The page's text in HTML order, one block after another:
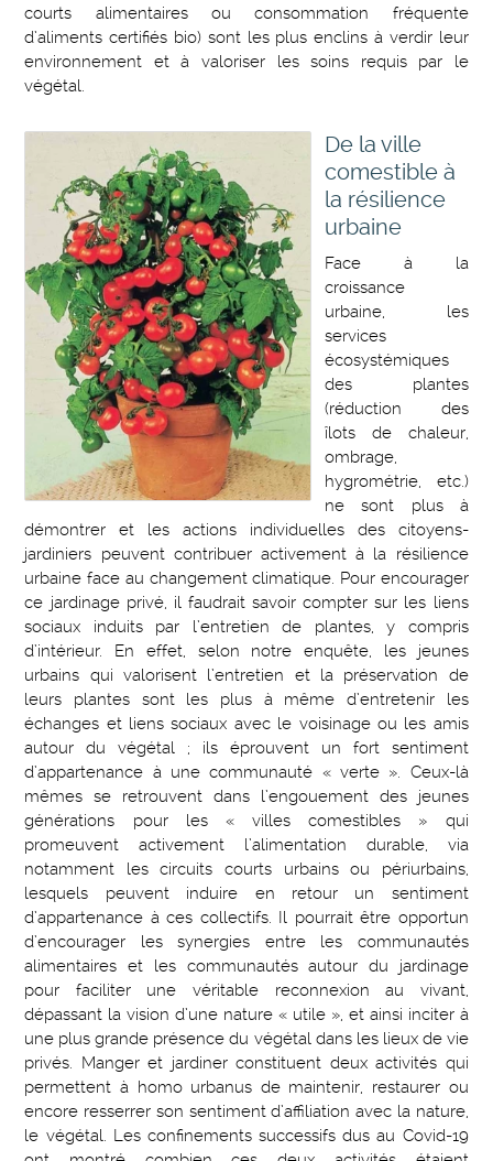
courts alimentaires ou consommation fréquente
d’aliments certifiés bio) sont les plus enclins à verdir leur
environnement et à valoriser les soins requis par le
végétal.
De la ville
comestible à
la résilience
urbaine
Face à la
croissance
urbaine, les
services
écosystémiques
des plantes
(réduction des
îlots de chaleur,
ombrage,
hygrométrie, etc.)
ne sont plus à
démontrer et les actions individuelles des citoyens-
jardiniers peuvent contribuer activement à la résilience
urbaine face au changement climatique. Pour encourager
ce jardinage privé, il faudrait savoir compter sur les liens
sociaux induits par l’entretien de plantes, y compris
d’intérieur. En effet, selon notre enquête, les jeunes
urbains qui valorisent l’entretien et la préservation de
leurs plantes sont les plus à même d’entretenir les
échanges et liens sociaux avec le voisinage ou les amis
autour du végétal ; ils éprouvent un fort sentiment
d’appartenance à une communauté « verte ». Ceux-là
mêmes se retrouvent dans l’engouement des jeunes
générations pour les « villes comestibles » qui
promeuvent activement l’alimentation durable, via
notamment les circuits courts urbains ou périurbains,
lesquels peuvent induire en retour un sentiment
d’appartenance à ces collectifs. Il pourrait être opportun
d’encourager les synergies entre les communautés
alimentaires et les communautés autour du jardinage
pour faciliter une véritable reconnexion au vivant,
dépassant la vision d’une nature « utile », et ainsi inciter à
une plus grande présence du végétal dans les lieux de vie
privés. Manger et jardiner constituent deux activités qui
permettent à homo urbanus de maintenir, restaurer ou
encore resserrer son sentiment d’affiliation avec la nature,
le végétal. Les confinements successifs dus au Covid-19